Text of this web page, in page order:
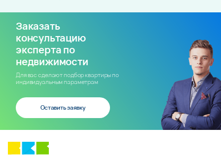
Заказать
консультацию
эксперта по
недвижимости
Для вас сделают подбор квартиры по
индивидуальным параметрам
Оставить заявку